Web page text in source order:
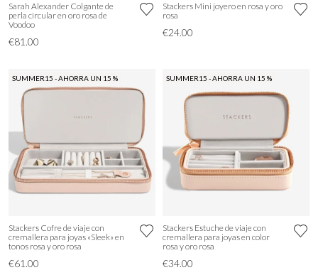
Sarah Alexander Colgante de
perla circular en oro rosa de
Voodoo
€81.00
Stackers Mini joyero en rosa y oro
rosa
€24.00
SUMMER15 - AHORRA UN 15 %
Stackers Cofre de viaje con
cremallera para joyas «Sleek» en
tonos rosa y oro rosa
€61.00
SUMMER15 - AHORRA UN 15 %
Stackers Estuche de viaje con
cremallera para joyas en color
rosa y oro rosa
€34.00